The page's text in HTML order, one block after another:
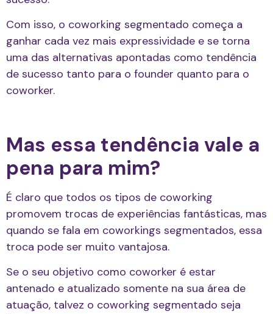
Com isso, o coworking segmentado começa a
ganhar cada vez mais expressividade e se torna
uma das alternativas apontadas como tendência
de sucesso tanto para o founder quanto para o
coworker.
Mas essa tendência vale a
pena para mim?
É claro que todos os tipos de coworking
promovem trocas de experiências fantásticas, mas
quando se fala em coworkings segmentados, essa
troca pode ser muito vantajosa.
Se o seu objetivo como coworker é estar
antenado e atualizado somente na sua área de
atuação, talvez o coworking segmentado seja